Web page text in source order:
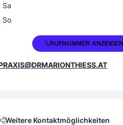
Sa
So
+43 2167 41390RUFNUMMER ANZEIGEN
Weitere Kontaktmöglichkeiten